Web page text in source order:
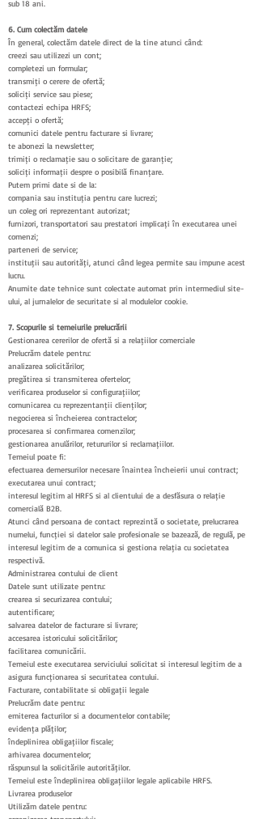
sub 18 ani.
6. Cum colectăm datele
În general, colectăm datele direct de la tine atunci când:
creezi sau utilizezi un cont;
completezi un formular;
transmiți o cerere de ofertă;
soliciți service sau piese;
contactezi echipa HRFS;
accepți o ofertă;
comunici datele pentru facturare și livrare;
te abonezi la newsletter;
trimiți o reclamație sau o solicitare de garanție;
soliciți informații despre o posibilă finanțare.
Putem primi date și de la:
compania sau instituția pentru care lucrezi;
un coleg ori reprezentant autorizat;
furnizori, transportatori sau prestatori implicați în executarea unei
comenzi;
parteneri de service;
instituții sau autorități, atunci când legea permite sau impune acest
lucru.
Anumite date tehnice sunt colectate automat prin intermediul site-
ului, al jurnalelor de securitate și al modulelor cookie.
7. Scopurile și temeiurile prelucrării
Gestionarea cererilor de ofertă și a relațiilor comerciale
Prelucrăm datele pentru:
analizarea solicitărilor;
pregătirea și transmiterea ofertelor;
verificarea produselor și configurațiilor;
comunicarea cu reprezentanții clienților;
negocierea și încheierea contractelor;
procesarea și confirmarea comenzilor;
gestionarea anulărilor, retururilor și reclamațiilor.
Temeiul poate fi:
efectuarea demersurilor necesare înaintea încheierii unui contract;
executarea unui contract;
interesul legitim al HRFS și al clientului de a desfășura o relație
comercială B2B.
Atunci când persoana de contact reprezintă o societate, prelucrarea
numelui, funcției și datelor sale profesionale se bazează, de regulă, pe
interesul legitim de a comunica și gestiona relația cu societatea
respectivă.
Administrarea contului de client
Datele sunt utilizate pentru:
crearea și securizarea contului;
autentificare;
salvarea datelor de facturare și livrare;
accesarea istoricului solicitărilor;
facilitarea comunicării.
Temeiul este executarea serviciului solicitat și interesul legitim de a
asigura funcționarea și securitatea contului.
Facturare, contabilitate și obligații legale
Prelucrăm date pentru:
emiterea facturilor și a documentelor contabile;
evidența plăților;
îndeplinirea obligațiilor fiscale;
arhivarea documentelor;
răspunsul la solicitările autorităților.
Temeiul este îndeplinirea obligațiilor legale aplicabile HRFS.
Livrarea produselor
Utilizăm datele pentru: